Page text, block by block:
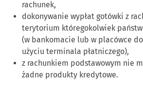
rachunek,
dokonywanie wypłat gotówki z
terytorium któregokolwiek
(w bankomacie lub w placówce
użyciu terminala płatniczego),
z rachunkiem podstawowym nie
żadne produkty kredytowe.